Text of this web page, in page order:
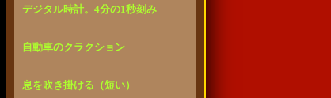
デジタル時計。4分の1秒刻み
自動車のクラクション
息を吹き掛ける（短い）